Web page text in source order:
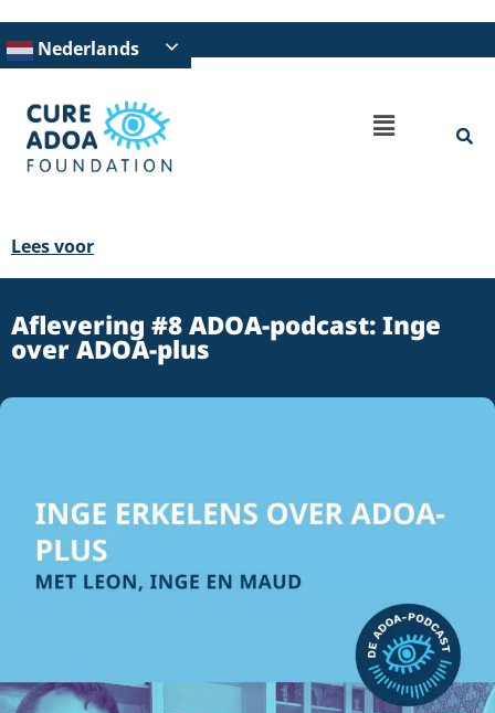
Nederlands
Lees voor
Aflevering #8 ADOA-podcast: Inge
over ADOA-plus